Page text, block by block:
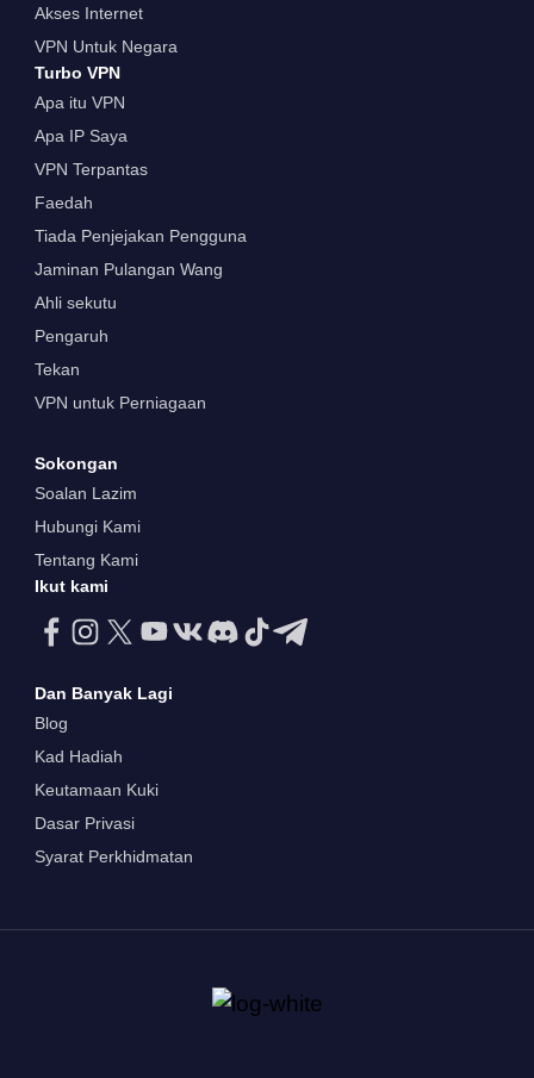
Akses Internet
VPN Untuk Negara
Turbo VPN
Apa itu VPN
Apa IP Saya
VPN Terpantas
Faedah
Tiada Penjejakan Pengguna
Jaminan Pulangan Wang
Ahli sekutu
Pengaruh
Tekan
VPN untuk Perniagaan
Sokongan
Soalan Lazim
Hubungi Kami
Tentang Kami
Ikut kami
Dan Banyak Lagi
Blog
Kad Hadiah
Keutamaan Kuki
Dasar Privasi
Syarat Perkhidmatan